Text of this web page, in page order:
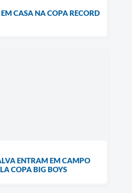
CASA NA COPA RECORD
ENTRAM EM CAMPO
COPA BIG BOYS